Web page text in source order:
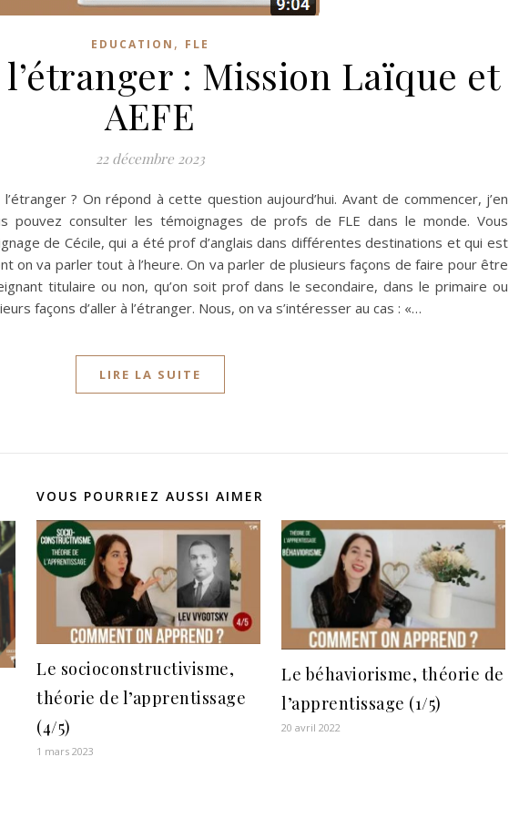
EDUCATION , FLE
: Mission Laïque et
AEFE
22 décembre 2023
? On répond à cette question aujourd’hui. Avant de commencer, j’en
pouvez consulter les témoignages de profs de FLE dans le monde. Vous
de Cécile, qui a été prof d’anglais dans différentes destinations et qui est
on va parler tout à l’heure. On va parler de plusieurs façons de faire pour être
titulaire ou non, qu’on soit prof dans le secondaire, dans le primaire ou
façons d’aller à l’étranger. Nous, on va s’intéresser au cas : «…
LIRE LA SUITE
VOUS POURRIEZ AUSSI AIMER
Le socioconstructivisme,
théorie de l’apprentissage
(4/5)
1 mars 2023
Le béhaviorisme, théorie de
l’apprentissage (1/5)
20 avril 2022